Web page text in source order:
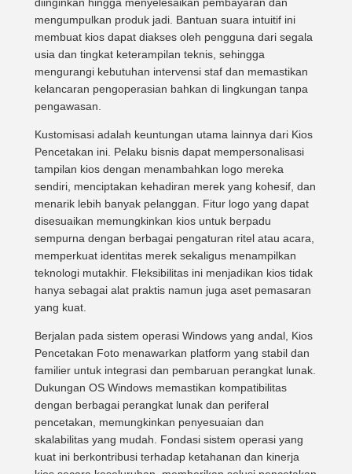
mengumpulkan produk jadi. Bantuan suara intuitif ini
membuat kios dapat diakses oleh pengguna dari segala
usia dan tingkat keterampilan teknis, sehingga
mengurangi kebutuhan intervensi staf dan memastikan
kelancaran pengoperasian bahkan di lingkungan tanpa
pengawasan.
Kustomisasi adalah keuntungan utama lainnya dari Kios
Pencetakan ini. Pelaku bisnis dapat mempersonalisasi
tampilan kios dengan menambahkan logo mereka
sendiri, menciptakan kehadiran merek yang kohesif, dan
menarik lebih banyak pelanggan. Fitur logo yang dapat
disesuaikan memungkinkan kios untuk berpadu
sempurna dengan berbagai pengaturan ritel atau acara,
memperkuat identitas merek sekaligus menampilkan
teknologi mutakhir. Fleksibilitas ini menjadikan kios tidak
hanya sebagai alat praktis namun juga aset pemasaran
yang kuat.
Berjalan pada sistem operasi Windows yang andal, Kios
Pencetakan Foto menawarkan platform yang stabil dan
familier untuk integrasi dan pembaruan perangkat lunak.
Dukungan OS Windows memastikan kompatibilitas
dengan berbagai perangkat lunak dan periferal
pencetakan, memungkinkan penyesuaian dan
skalabilitas yang mudah. Fondasi sistem operasi yang
kuat ini berkontribusi terhadap ketahanan dan kinerja